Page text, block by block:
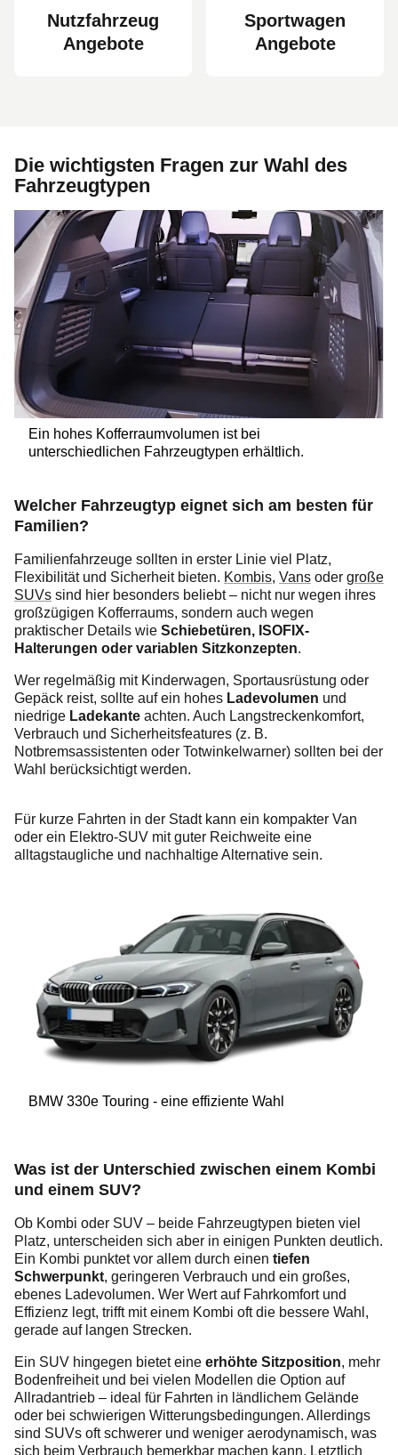
Nutzfahrzeug
Angebote
Sportwagen
Angebote
Die wichtigsten Fragen zur Wahl des
Fahrzeugtypen
Ein hohes Kofferraumvolumen ist bei
unterschiedlichen Fahrzeugtypen erhältlich.
Welcher Fahrzeugtyp eignet sich am besten für
Familien?
Familienfahrzeuge sollten in erster Linie viel Platz,
Flexibilität und Sicherheit bieten. Kombis, Vans oder große
SUVs sind hier besonders beliebt – nicht nur wegen ihres
großzügigen Kofferraums, sondern auch wegen
praktischer Details wie Schiebetüren, ISOFIX-
Halterungen oder variablen Sitzkonzepten.
Wer regelmäßig mit Kinderwagen, Sportausrüstung oder
Gepäck reist, sollte auf ein hohes Ladevolumen und
niedrige Ladekante achten. Auch Langstreckenkomfort,
Verbrauch und Sicherheitsfeatures (z. B.
Notbremsassistenten oder Totwinkelwarner) sollten bei der
Wahl berücksichtigt werden.
Für kurze Fahrten in der Stadt kann ein kompakter Van
oder ein Elektro-SUV mit guter Reichweite eine
alltagstaugliche und nachhaltige Alternative sein.
BMW 330e Touring - eine effiziente Wahl
Was ist der Unterschied zwischen einem Kombi
und einem SUV?
Ob Kombi oder SUV – beide Fahrzeugtypen bieten viel
Platz, unterscheiden sich aber in einigen Punkten deutlich.
Ein Kombi punktet vor allem durch einen tiefen
Schwerpunkt, geringeren Verbrauch und ein großes,
ebenes Ladevolumen. Wer Wert auf Fahrkomfort und
Effizienz legt, trifft mit einem Kombi oft die bessere Wahl,
gerade auf langen Strecken.
Ein SUV hingegen bietet eine erhöhte Sitzposition, mehr
Bodenfreiheit und bei vielen Modellen die Option auf
Allradantrieb – ideal für Fahrten in ländlichem Gelände
oder bei schwierigen Witterungsbedingungen. Allerdings
sind SUVs oft schwerer und weniger aerodynamisch, was
sich beim Verbrauch bemerkbar machen kann. Letztlich